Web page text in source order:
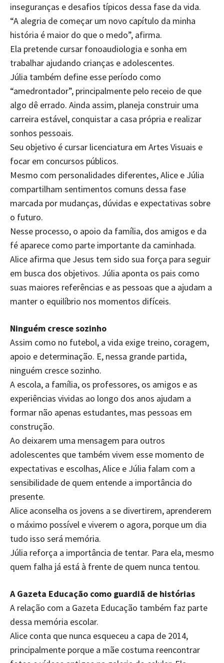
inseguranças e desafios típicos dessa fase da vida.
“A alegria de começar um novo capítulo da minha
história é maior do que o medo”, afirma.
Ela pretende cursar fonoaudiologia e sonha em
trabalhar ajudando crianças e adolescentes.
Júlia também define esse período como
“amedrontador”, principalmente pelo receio de que
algo dê errado. Ainda assim, planeja construir uma
carreira estável, conquistar a casa própria e realizar
sonhos pessoais.
Seu objetivo é cursar licenciatura em Artes Visuais e
focar em concursos públicos.
Mesmo com personalidades diferentes, Alice e Júlia
compartilham sentimentos comuns dessa fase
marcada por mudanças, dúvidas e expectativas sobre
o futuro.
Nesse processo, o apoio da família, dos amigos e da
fé aparece como parte importante da caminhada.
Alice afirma que Jesus tem sido sua força para seguir
em busca dos objetivos. Júlia aponta os pais como
suas maiores referências e as pessoas que a ajudam a
manter o equilíbrio nos momentos difíceis.
Ninguém cresce sozinho
Assim como no futebol, a vida exige treino, coragem,
apoio e determinação. E, nessa grande partida,
ninguém cresce sozinho.
A escola, a família, os professores, os amigos e as
experiências vividas ao longo dos anos ajudam a
formar não apenas estudantes, mas pessoas em
construção.
Ao deixarem uma mensagem para outros
adolescentes que também vivem esse momento de
expectativas e escolhas, Alice e Júlia falam com a
sensibilidade de quem entende a importância do
presente.
Alice aconselha os jovens a se divertirem, aprenderem
o máximo possível e viverem o agora, porque um dia
tudo isso será memória.
Júlia reforça a importância de tentar. Para ela, mesmo
quem falha já está à frente de quem nunca tentou.
A Gazeta Educação como guardiã de histórias
A relação com a Gazeta Educação também faz parte
dessa memória escolar.
Alice conta que nunca esqueceu a capa de 2014,
principalmente porque a mãe costuma reencontrar